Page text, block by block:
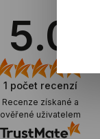
5.0
1 počet recenzí
Recenze získané a
ověřené uživatelem